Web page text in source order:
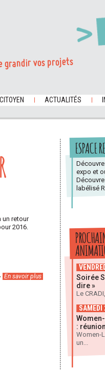
grandir vos projets
ACTUALITÉS
un retour
2016.
En savoir plus
ESPACE
expo et
labélisé
Soirée
dire »
Le
SAMEDI
:
Women-
un...